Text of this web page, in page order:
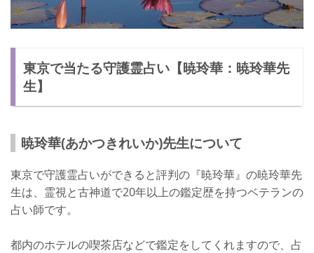
東京で当たる守護霊占い【暁玲華：暁玲華先
生】
暁玲華(あかつきれいか)先生について
東京で守護霊占いができると評判の『暁玲華』の暁玲華先
生は、霊視と古神道で20年以上の鑑定歴を持つベテランの
占い師です。
都内のホテルの喫茶店などで鑑定をしてくれますので、占